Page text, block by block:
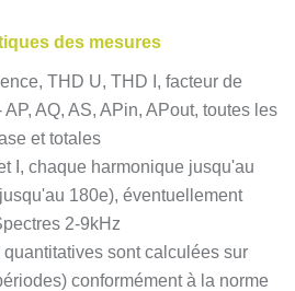
des mesures
THD U, THD I, facteur de
AQ, AS, APin, APout, toutes les
et totales
I, chaque harmonique jusqu'au
180e), éventuellement
2-9kHz
sont calculées sur
conformément à la norme